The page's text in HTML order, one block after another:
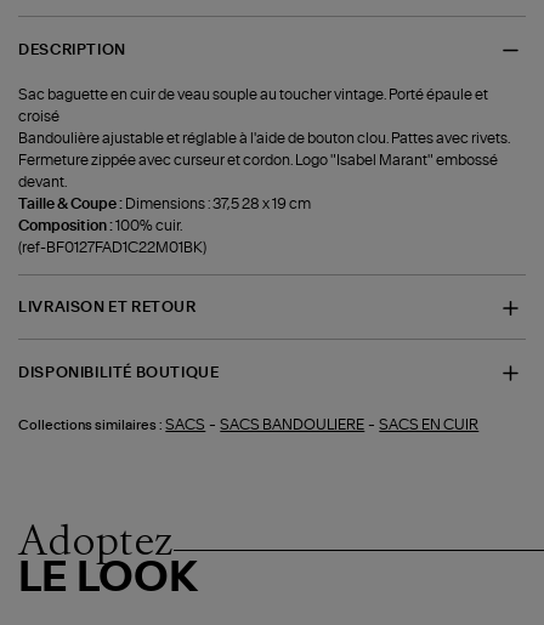
DESCRIPTION
Sac baguette en cuir de veau souple au toucher vintage. Porté épaule et
croisé
Bandoulière ajustable et réglable à l'aide de bouton clou. Pattes avec rivets.
Fermeture zippée avec curseur et cordon. Logo "Isabel Marant" embossé
devant.
Taille & Coupe : Dimensions : 37,5 28 x 19 cm
Composition :100% cuir.
(ref-BF0127FAD1C22M01BK)
LIVRAISON ET RETOUR
DISPONIBILITÉ BOUTIQUE
Collections similaires : SACS -SACS BANDOULIERE -SACS EN CUIR
Adoptez
LE LOOK